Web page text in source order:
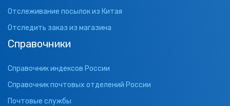
Отслеживание посылок из Китая
Отследить заказ из магазина
Справочники
Справочник индексов России
Справочник почтовых отделений России
Почтовые службы